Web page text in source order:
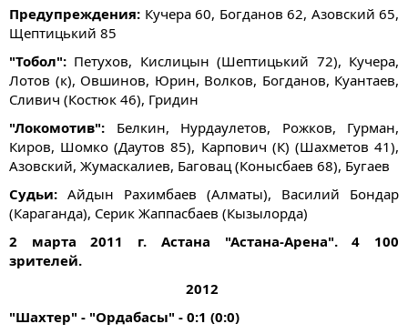
Предупреждения: Кучера 60, Богданов 62, Азовский 65,
Щептицький 85
"Тобол": Петухов, Кислицын (Шептицький 72), Кучера,
Лотов (к), Овшинов, Юрин, Волков, Богданов, Куантаев,
Сливич (Костюк 46), Гридин
"Локомотив": Белкин, Нурдаулетов, Рожков, Гурман,
Киров, Шомко (Даутов 85), Карпович (К) (Шахметов 41),
Азовский, Жумаскалиев, Баговац (Конысбаев 68), Бугаев
Судьи: Айдын Рахимбаев (Алматы), Василий Бондар
(Караганда), Серик Жаппасбаев (Кызылорда)
2 марта 2011 г. Астана "Астана-Арена". 4 100
зрителей.
2012
"Шахтер" - "Ордабасы" - 0:1 (0:0)